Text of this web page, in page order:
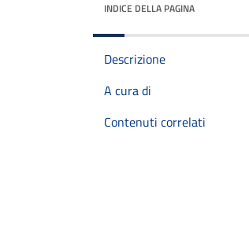
INDICE DELLA PAGINA
Descrizione
A cura di
Contenuti correlati